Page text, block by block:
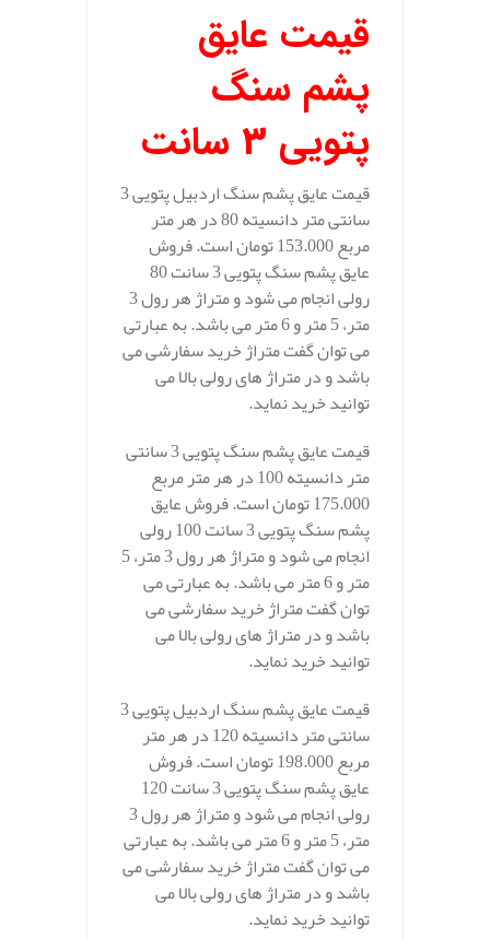
قیمت عایق
پشم سنگ
پتویی 3 سانت
قیمت عایق پشم سنگ اردبیل پتویی 3
سانتی متر دانسیته 80 در هر متر
مربع 153.000 تومان است. فروش
عایق پشم سنگ پتویی 3 سانت 80
رولی انجام می شود و متراژ هر رول 3
متر، 5 متر و 6 متر می باشد. به عبارتی
می توان گفت متراژ خرید سفارشی می
باشد و در متراژ های رولی بالا می
توانید خرید نماید.
قیمت عایق پشم سنگ پتویی 3 سانتی
متر دانسیته 100 در هر متر مربع
175.000 تومان است. فروش عایق
پشم سنگ پتویی 3 سانت 100 رولی
انجام می شود و متراژ هر رول 3 متر، 5
متر و 6 متر می باشد. به عبارتی می
توان گفت متراژ خرید سفارشی می
باشد و در متراژ های رولی بالا می
توانید خرید نماید.
قیمت عایق پشم سنگ اردبیل پتویی 3
سانتی متر دانسیته 120 در هر متر
مربع 198.000 تومان است. فروش
عایق پشم سنگ پتویی 3 سانت 120
رولی انجام می شود و متراژ هر رول 3
متر، 5 متر و 6 متر می باشد. به عبارتی
می توان گفت متراژ خرید سفارشی می
باشد و در متراژ های رولی بالا می
توانید خرید نماید.